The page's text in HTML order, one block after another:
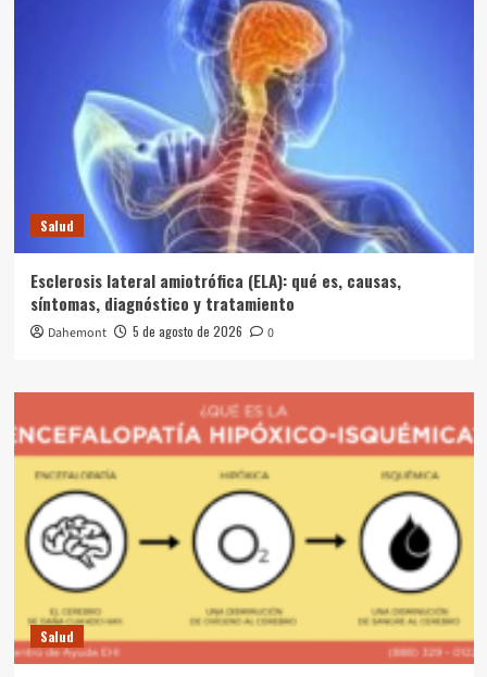
Salud
Esclerosis lateral amiotrófica (ELA): qué es, causas,
síntomas, diagnóstico y tratamiento
Dahemont 5 de agosto de 2026 0
Salud